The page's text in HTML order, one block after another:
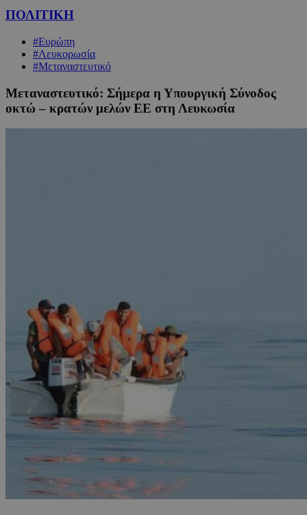
ΠΟΛΙΤΙΚΗ
#Ευρώπη
#Λευκορωσία
#Μεταναστευτικό
Μεταναστευτικό: Σήμερα η Υπουργική Σύνοδος
οκτώ – κρατών μελών ΕΕ στη Λευκωσία